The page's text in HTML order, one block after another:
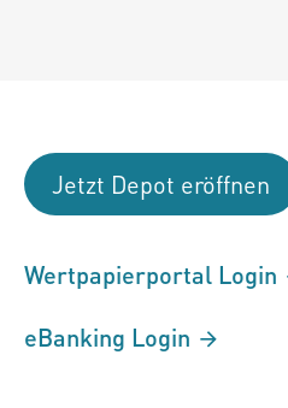
Jetzt Depot eröffnen
Wertpapierportal Login
eBanking Login